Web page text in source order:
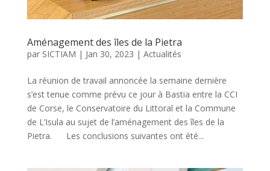
Aménagement des îles de la Pietra
par SICTIAM | Jan 30, 2023 | Actualités
La réunion de travail annoncée la semaine dernière
s’est tenue comme prévu ce jour à Bastia entre la CCI
de Corse, le Conservatoire du Littoral et la Commune
de L’Isula au sujet de l’aménagement des îles de la
Pietra. Les conclusions suivantes ont été...